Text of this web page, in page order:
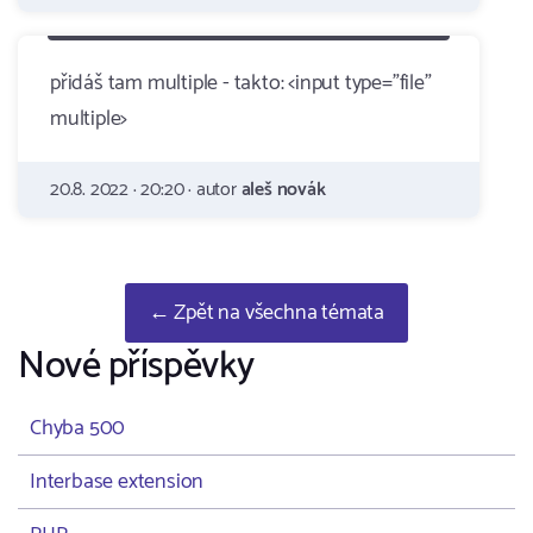
přidáš tam multiple - takto: <input type="file"
multiple>
20.8. 2022 · 20:20 · autoraleš novák
← Zpět na všechna témata
Nové příspěvky
Chyba 500
Interbase extension